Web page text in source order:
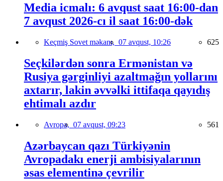
Media icmalı: 6 avqust saat 16:00-dan
7 avqust 2026-cı il saat 16:00-dək
Keçmiş Sovet məkanı, 07 avqust, 10:26 625
Seçkilərdən sonra Ermənistan və
Rusiya gərginliyi azaltmağın yollarını
axtarır, lakin əvvəlki ittifaqa qayıdış
ehtimalı azdır
Avropa, 07 avqust, 09:23 561
Azərbaycan qazı Türkiyənin
Avropadakı enerji ambisiyalarının
əsas elementinə çevrilir